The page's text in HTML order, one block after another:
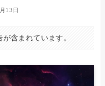
13日
含まれています。